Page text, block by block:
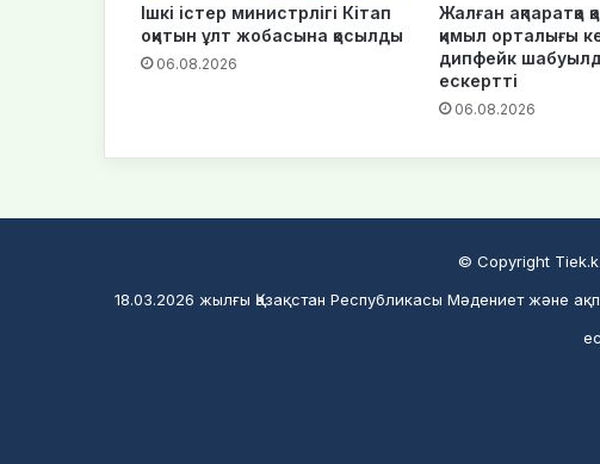
Ішкі істер министрлігі Кітап
оқитын ұлт жобасына қосылды
06.08.2026
Жалған ақпаратқа
қимыл орталығы
дипфейк
ескертті
06.08.2026
© Copyright
18.03.2026 жылғы Қазақстан Республикасы Мәдениет және